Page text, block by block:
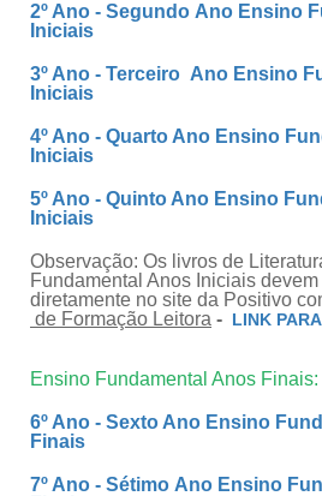
2º Ano - Segundo Ano Ensino
Iniciais
3º Ano - Terceiro Ano Ensino
Iniciais
4º Ano - Quarto Ano Ensino
Iniciais
5º Ano - Quinto Ano Ensino
Iniciais
Observação: Os livros de
Fundamental Anos Iniciais
diretamente no site da Positivo
de Formação Leitora - LINK
Ensino Fundamental Anos Finais:
6º Ano - Sexto Ano Ensino
Finais
7º Ano - Sétimo Ano Ensino